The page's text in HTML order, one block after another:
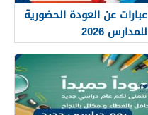
عبارات عن العودة الحضورية
للمدارس 2026